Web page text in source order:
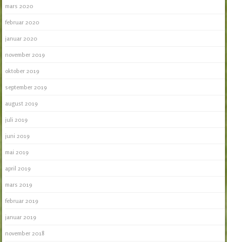
mars 2020
februar 2020
januar 2020
november 2019
oktober 2019
september 2019
august 2019
juli 2019
juni 2019
mai 2019
april 2019
mars 2019
februar 2019
januar 2019
november 2018